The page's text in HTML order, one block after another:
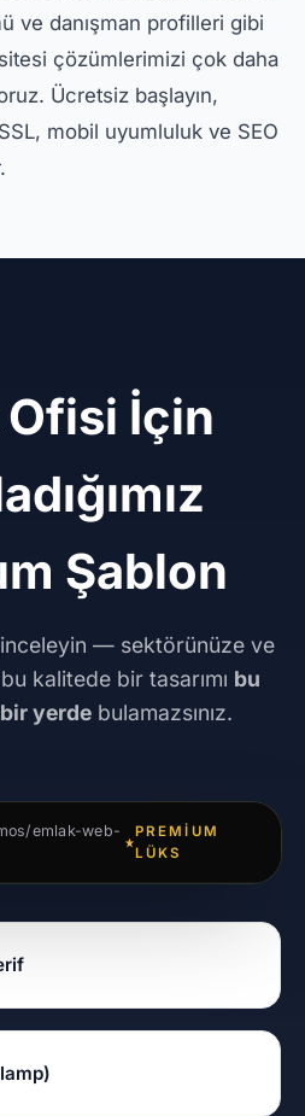
ve danışman profilleri gibi
çözümlerimizi çok daha
Ücretsiz başlayın,
mobil uyumluluk ve SEO
Ofisi İçin
Şablon
— sektörünüze ve
kalitede bir tasarımı bu
yerdebulamazsınız.
emlak-web-
PREMIUM
LÜKS